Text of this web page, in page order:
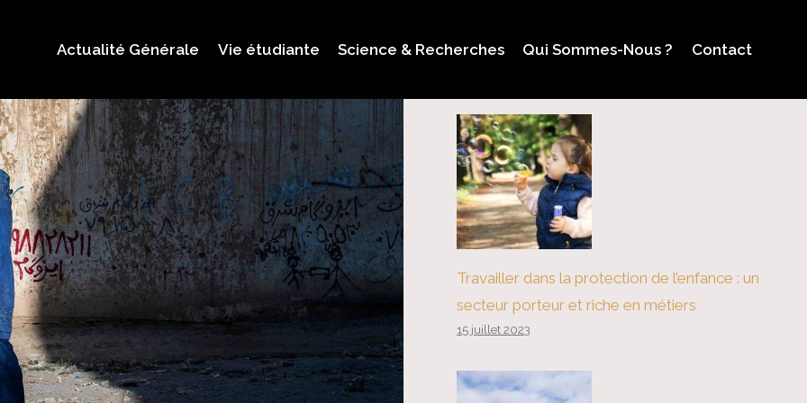
Actualité Générale Vie étudiante Science & Recherches Qui Sommes-Nous ? Contact
Travailler dans la protection de l’enfance : un
secteur porteur et riche en métiers
15 juillet 2023